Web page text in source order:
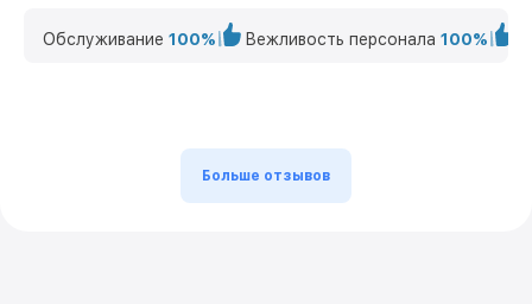
Обслуживание 100% Вежливость персонала 100%
Больше отзывов